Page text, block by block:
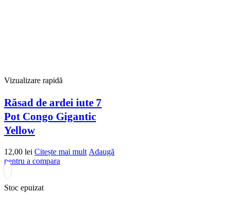
Vizualizare rapidă
Răsad de ardei iute 7
Pot Congo Gigantic
Yellow
12,00 lei Citește mai mult Adaugă
pentru a compara
Stoc epuizat